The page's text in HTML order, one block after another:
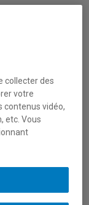
ET
Fay
collecter des
votre
contenus vidéo,
etc. Vous